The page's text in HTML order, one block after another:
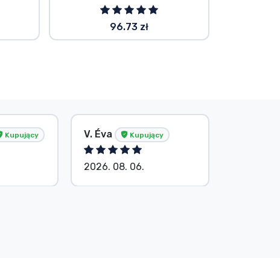
96.73 zł
Kupujący V. Éva Kupujący
2026. 08. 06.